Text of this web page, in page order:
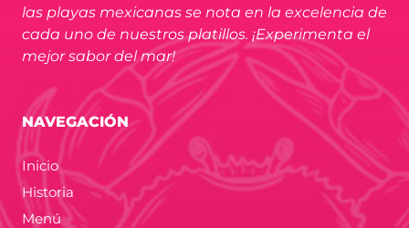
las playas mexicanas se nota en la excelencia de
cada uno de nuestros platillos. ¡Experimenta el
mejor sabor del mar!
NAVEGACIÓN
Inicio
Historia
Menú